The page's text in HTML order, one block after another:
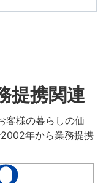
提携関連
客様の暮らしの価
年から業務提携